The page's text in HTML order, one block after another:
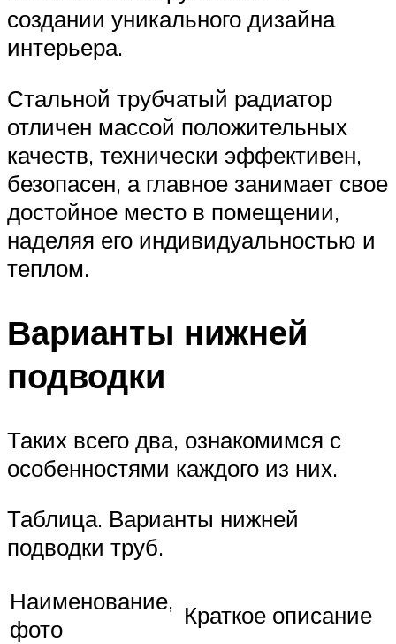
создании уникального дизайна
интерьера.
Стальной трубчатый радиатор
отличен массой положительных
качеств, технически эффективен,
безопасен, а главное занимает свое
достойное место в помещении,
наделяя его индивидуальностью и
теплом.
Варианты нижней
подводки
Таких всего два, ознакомимся с
особенностями каждого из них.
Таблица. Варианты нижней
подводки труб.
Наименование,
фото
Краткое описание